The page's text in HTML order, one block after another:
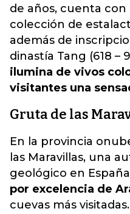
de años, cuenta
colección de
además de
dinastía Tang (618 –
ilumina de vivos
visitantes una
Gruta de las
En la provincia
las Maravillas, una
geológico en
por excelencia de
cuevas más visitadas.